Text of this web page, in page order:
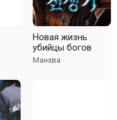
Новая жизнь
убийцы богов
Манхва